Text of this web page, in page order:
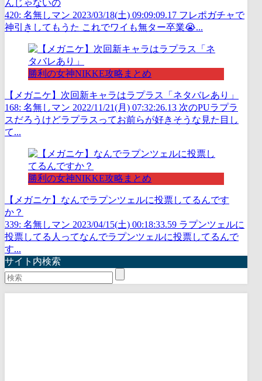
んじゃないの
420: 名無しマン 2023/03/18(土) 09:09:09.17 フレポガチャで
神引きしてもうた これでワイも無ター卒業😭...
勝利の女神NIKKE攻略まとめ
【メガニケ】次回新キャラはラプラス「ネタバレあり」
168: 名無しマン 2022/11/21(月) 07:32:26.13 次のPUラプラ
スだろうけどラプラスってお前らが好きそうな見た目し
て...
勝利の女神NIKKE攻略まとめ
【メガニケ】なんでラプンツェルに投票してるんです
か？
339: 名無しマン 2023/04/15(土) 00:18:33.59 ラプンツェルに
投票してる人ってなんでラプンツェルに投票してるんで
す...
サイト内検索